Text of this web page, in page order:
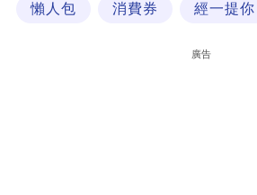
場
懶人包 消費券 經一提你
廣告